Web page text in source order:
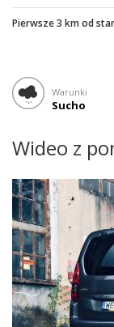
Pierwsze 3 km od
Warunki
Sucho
Wideo z